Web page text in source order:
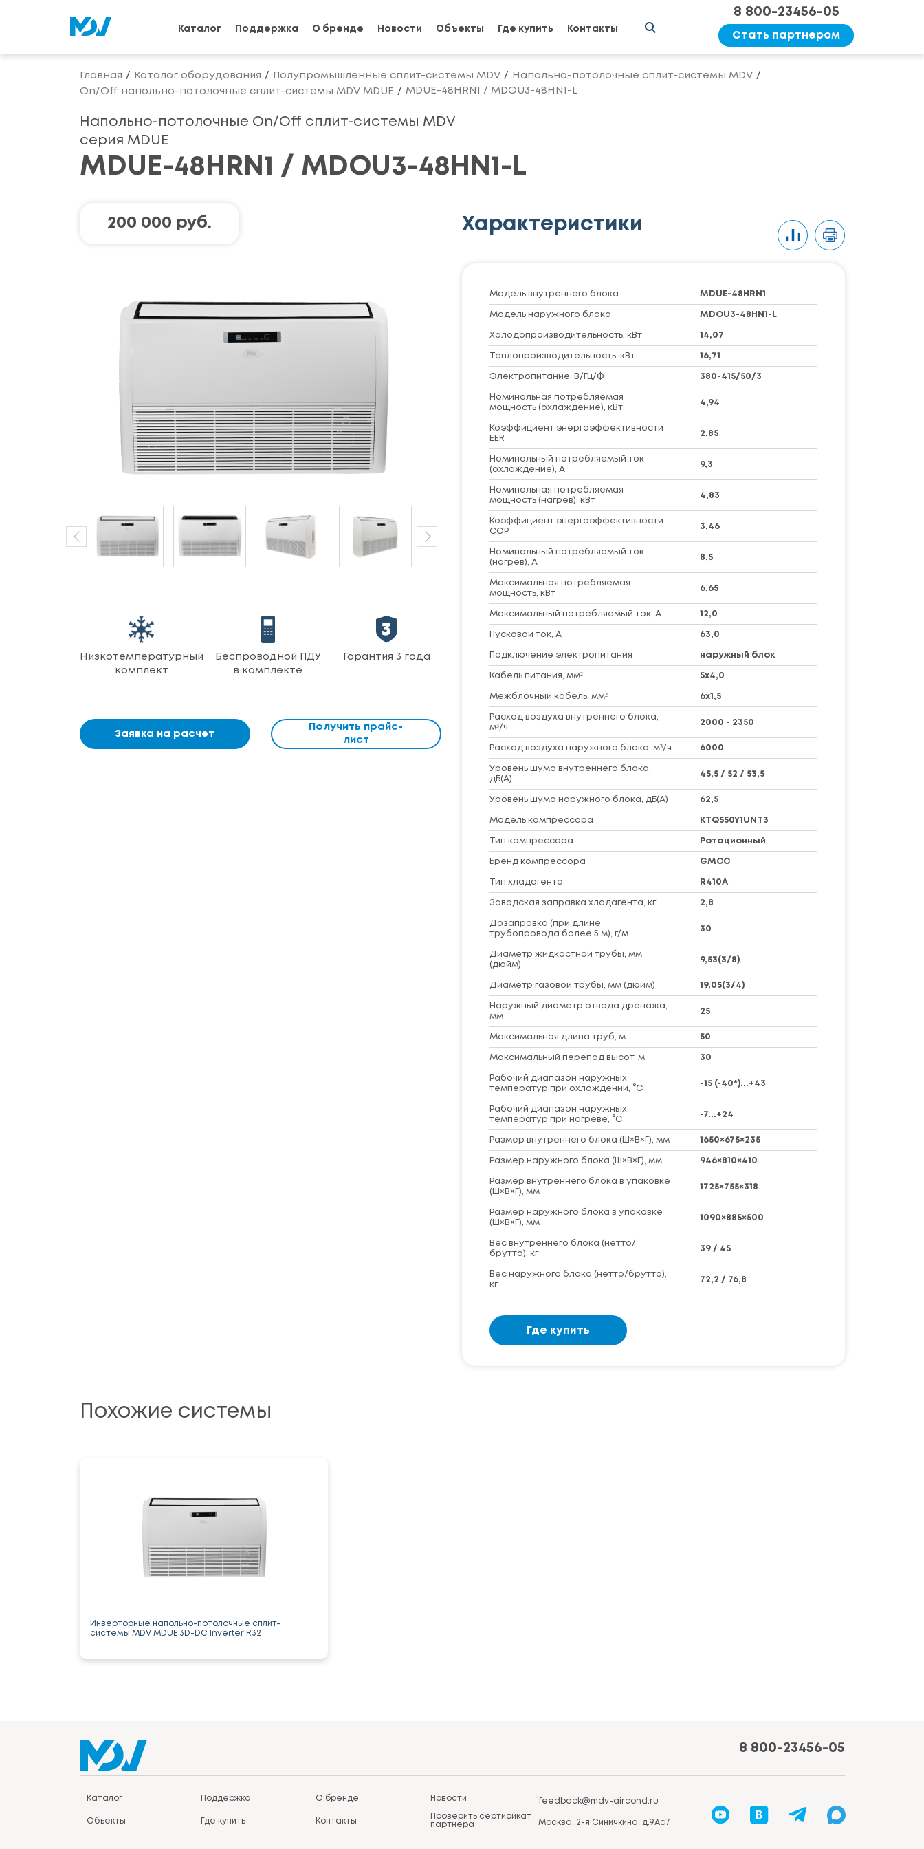
Каталог Поддержка О бренде Новости Объекты Где купить Контакты
8 800-23456-05
Стать партнером
Главная Каталог оборудования Полупромышленные сплит-системы MDV
Напольно-потолочные сплит-системы MDV
On/Off напольно-потолочные сплит-системы MDV MDUE
MDUE-48HRN1 / MDOU3-48HN1-L
Напольно-потолочные On/Off сплит-системы MDV
серия MDUE
MDUE-48HRN1 / MDOU3-48HN1-L
200 000 руб.
Низкотемпературный
комплект
Беспроводной ПДУ
в комплекте
Гарантия 3 года
Заявка на расчет
Получить прайс-
лист
Характеристики
Модель внутреннего блока MDUE-48HRN1
Модель наружного блока MDOU3-48HN1-L
Холодопроизводительность, кВт 14,07
Теплопроизводительность, кВт 16,71
Электропитание, В/Гц/Ф 380-415/50/3
Номинальная потребляемая
мощность (охлаждение), кВт
4,94
Коэффициент энергоэффективности
EER
2,85
Номинальный потребляемый ток
(охлаждение), А
9,3
Номинальная потребляемая
мощность (нагрев), кВт
4,83
Коэффициент энергоэффективности
COP
3,46
Номинальный потребляемый ток
(нагрев), А
8,5
Максимальная потребляемая
мощность, кВт
6,65
Максимальный потребляемый ток, А 12,0
Пусковой ток, А 63,0
Подключение электропитания наружный блок
Кабель питания, мм² 5х4,0
Межблочный кабель, мм² 6х1,5
Расход воздуха внутреннего блока,
м³/ч
2000 - 2350
Расход воздуха наружного блока, м³/ч 6000
Уровень шума внутреннего блока,
дБ(А)
45,5 / 52 / 53,5
Уровень шума наружного блока, дБ(А) 62,5
Модель компрессора KTQ550Y1UNT3
Тип компрессора Ротационный
Бренд компрессора GMCC
Тип хладагента R410A
Заводская заправка хладагента, кг 2,8
Дозаправка (при длине
трубопровода более 5 м), г/м
30
Диаметр жидкостной трубы, мм
(дюйм)
9,53(3/8)
Диаметр газовой трубы, мм (дюйм) 19,05(3/4)
Наружный диаметр отвода дренажа,
мм
25
Максимальная длина труб, м 50
Максимальный перепад высот, м 30
Рабочий диапазон наружных
температур при охлаждении, °C
-15 (-40*)...+43
Рабочий диапазон наружных
температур при нагреве, °C
-7...+24
Размер внутреннего блока (Ш×В×Г), мм 1650×675×235
Размер наружного блока (Ш×В×Г), мм 946×810×410
Размер внутреннего блока в упаковке
(Ш×В×Г), мм
1725×755×318
Размер наружного блока в упаковке
(Ш×В×Г), мм
1090×885×500
Вес внутреннего блока (нетто/
брутто), кг
39 / 45
Вес наружного блока (нетто/брутто),
кг
72,2 / 76,8
Где купить
Похожие системы
Инверторные напольно-потолочные сплит-
системы MDV MDUE 3D-DC Inverter R32
8 800-23456-05
Каталог Поддержка О бренде Новости
Объекты Где купить Контакты
Проверить сертификат
партнера
feedback@mdv-aircond.ru
Москва, 2-я Синичкина, д.9Ас7